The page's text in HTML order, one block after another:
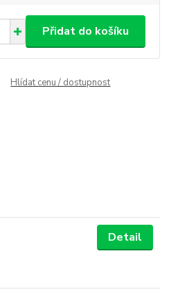
Přidat do košíku
Hlídat cenu / dostupnost
Detail